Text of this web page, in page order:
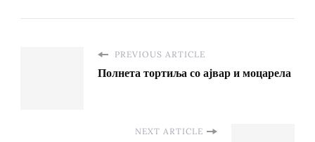
PREVIOUS ARTICLE
Полнета тортиља со ајвар и моцарела
NEXT ARTICLE